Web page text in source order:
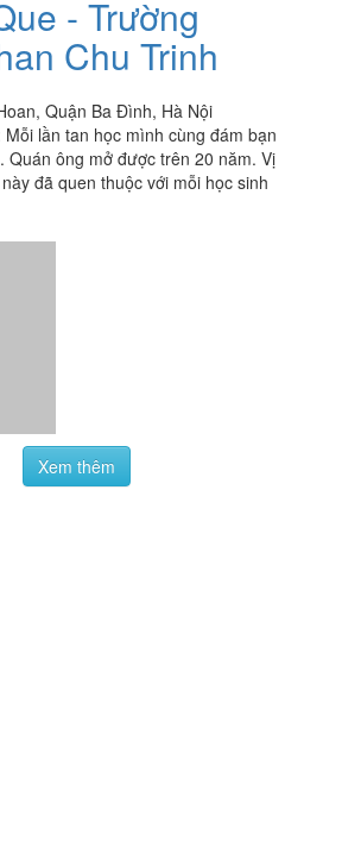
Xem thêm